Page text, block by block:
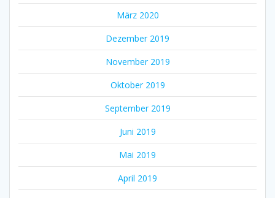
März 2020
Dezember 2019
November 2019
Oktober 2019
September 2019
Juni 2019
Mai 2019
April 2019